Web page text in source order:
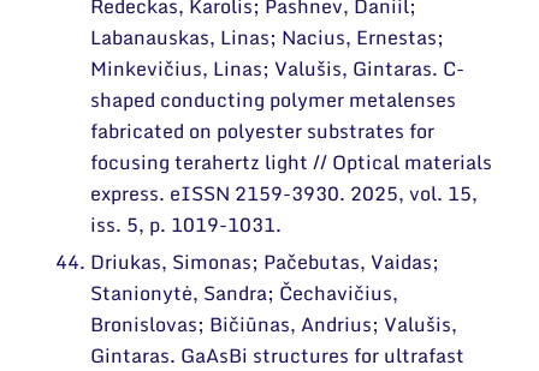
Labanauskas, Linas; Nacius, Ernestas;
Minkevičius, Linas; Valušis, Gintaras. C-
shaped conducting polymer metalenses
fabricated on polyester substrates for
focusing terahertz light // Optical materials
express. eISSN 2159-3930. 2025, vol. 15,
iss. 5, p. 1019-1031.
Driukas, Simonas; Pačebutas, Vaidas;
Stanionytė, Sandra; Čechavičius,
Bronislovas; Bičiūnas, Andrius; Valušis,
Gintaras. GaAsBi structures for ultrafast